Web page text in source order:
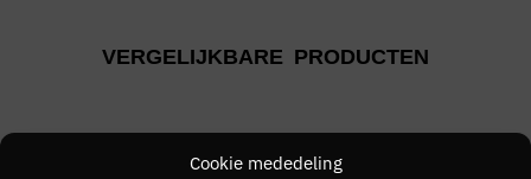
Cookie mededeling
Blauw
PETROL INDUSTRIES
VERGELIJKBARE PRODUCTEN